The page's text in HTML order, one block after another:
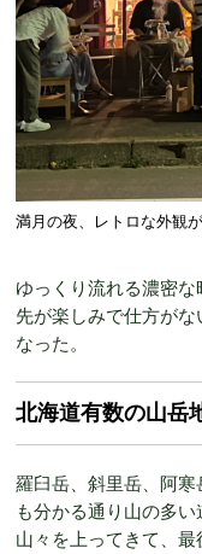
満月の夜、レトロな外観
ゆっくり流れる濃密
先が楽しみで仕方が
なった。
北海道有数の山岳
羅臼岳、斜里岳、阿
も分かる通り山の多
山々を上ってきて、